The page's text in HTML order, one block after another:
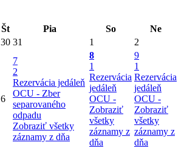
Št Pia So
Ne
30 31 1
2
6
7
2
Rezervácia jedáleň
OCU - Zber
separovaného
odpadu
Zobraziť všetky
záznamy z dňa
8
1
Rezervácia
jedáleň
OCU -
Zobraziť
všetky
záznamy z
dňa
9
1
Rezervácia
jedáleň
OCU -
Zobraziť
všetky
záznamy z
dňa